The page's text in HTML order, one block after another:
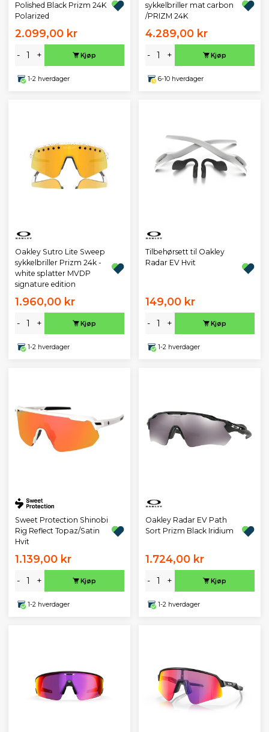
Polished Black Prizm 24K
Polarized
2.099,00 kr
- + Kjøp
1-2 hverdager
sykkelbriller mat carbon
/PRIZM 24K
4.289,00 kr
- + Kjøp
6-10 hverdager
Oakley Sutro Lite Sweep
sykkelbriller Prizm 24k -
white splatter MVDP
signature edition
1.960,00 kr
- + Kjøp
1-2 hverdager
Tilbehørsett til Oakley
Radar EV Hvit
149,00 kr
- + Kjøp
1-2 hverdager
Sweet Protection Shinobi
Rig Reflect Topaz/Satin
Hvit
1.139,00 kr
- + Kjøp
1-2 hverdager
Oakley Radar EV Path
Sort Prizm Black Iridium
1.724,00 kr
- + Kjøp
1-2 hverdager